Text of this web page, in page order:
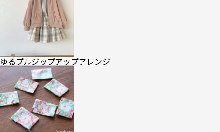
ゆるプルジップアップアレンジ